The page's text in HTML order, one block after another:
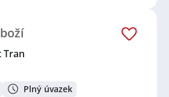
Tran
Plný úvazek